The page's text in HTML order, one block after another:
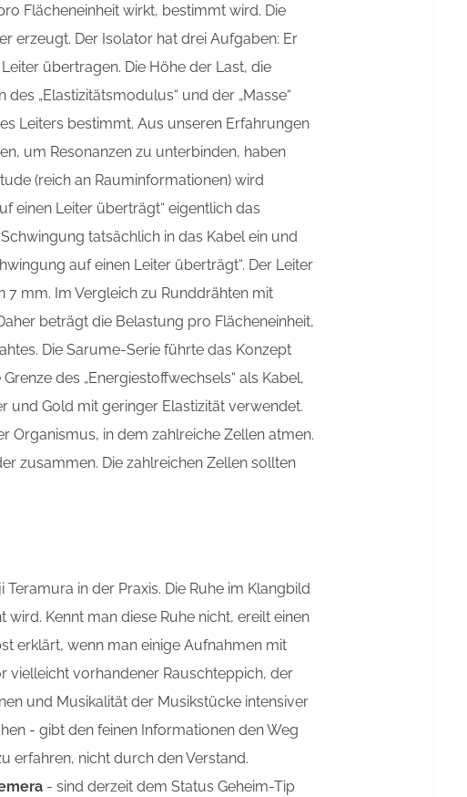
Flächeneinheit wirkt, bestimmt wird. Die
erzeugt. Der Isolator hat drei Aufgaben: Er
übertragen. Die Höhe der Last, die
„Elastizitätsmodulus“ und der „Masse“
Leiters bestimmt. Aus unseren Erfahrungen
um Resonanzen zu unterbinden, haben
(reich an Rauminformationen) wird
einen Leiter überträgt“ eigentlich das
tatsächlich in das Kabel ein und
auf einen Leiter überträgt“. Der Leiter
mm. Im Vergleich zu Runddrähten mit
beträgt die Belastung pro Flächeneinheit,
Die Sarume-Serie führte das Konzept
des „Energiestoffwechsels“ als Kabel,
und Gold mit geringer Elastizität verwendet.
Organismus, in dem zahlreiche Zellen atmen.
zusammen. Die zahlreichen Zellen sollten
in der Praxis. Die Ruhe im Klangbild
Kennt man diese Ruhe nicht, ereilt einen
erklärt, wenn man einige Aufnahmen mit
vielleicht vorhandener Rauschteppich, der
und Musikalität der Musikstücke intensiver
- gibt den feinen Informationen den Weg
erfahren, nicht durch den Verstand.
- sind derzeit dem Status Geheim-Tip